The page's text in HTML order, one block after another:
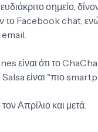
σημείο,
το Facebook chat,
email.
είναι ότι το
είναι "πιο
Απρίλιο και μετά.